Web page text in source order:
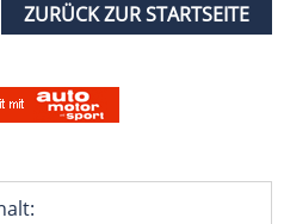
ZURÜCK ZUR STARTSEITE